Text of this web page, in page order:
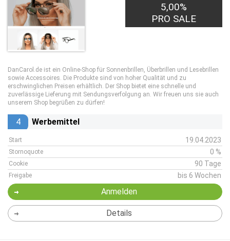
5,00%
PRO SALE
DanCarol.de ist ein Online-Shop für Sonnenbrillen, Überbrillen und Lesebrillen
sowie Accessoires. Die Produkte sind von hoher Qualität und zu
erschwinglichen Preisen erhältlich. Der Shop bietet eine schnelle und
zuverlässige Lieferung mit Sendungsverfolgung an. Wir freuen uns sie auch
unserem Shop begrüßen zu dürfen!
4 Werbemittel
Start 19.04.2023
Stornoquote 0 %
Cookie 90 Tage
Freigabe bis 6 Wochen
Anmelden
Details